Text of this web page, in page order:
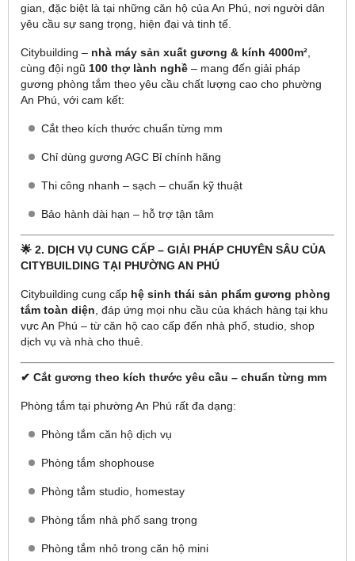
gian, đặc biệt là tại những căn hộ của An Phú, nơi người dân
yêu cầu sự sang trọng, hiện đại và tinh tế.
Citybuilding – nhà máy sản xuất gương & kính 4000m²
cùng đội ngũ 100 thợ lành nghề – mang đến giải pháp
gương phòng tắm theo yêu cầu chất lượng cao cho phường
An Phú, với cam kết:
Cắt theo kích thước chuẩn từng mm
Chỉ dùng gương AGC Bỉ chính hãng
Thi công nhanh – sạch – chuẩn kỹ thuật
Bảo hành dài hạn – hỗ trợ tận tâm
🌟 2. DỊCH VỤ CUNG CẤP – GIẢI PHÁP CHUYÊN SÂU CỦA
CITYBUILDING TẠI PHƯỜNG AN PHÚ
Citybuilding cung cấp hệ sinh thái sản phẩm gương phòng
tắm toàn diện , đáp ứng mọi nhu cầu của khách hàng tại khu
vực An Phú – từ căn hộ cao cấp đến nhà phố, studio, shop
dịch vụ và nhà cho thuê.
✔ Cắt gương theo kích thước yêu cầu – chuẩn từng mm
Phòng tắm tại phường An Phú rất đa dạng:
Phòng tắm căn hộ dịch vụ
Phòng tắm shophouse
Phòng tắm studio, homestay
Phòng tắm nhà phố sang trọng
Phòng tắm nhỏ trong căn hộ mini